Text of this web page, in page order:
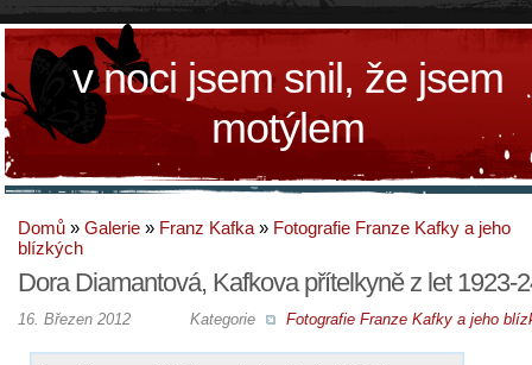
v noci jsem snil, že jsem
motýlem
Domů » Galerie » Franz Kafka » Fotografie Franze Kafky a jeho
blízkých
Dora Diamantová, Kafkova přítelkyně z let 1923-
Kategorie Fotografie Franze Kafky a jeho
16. Březen 2012